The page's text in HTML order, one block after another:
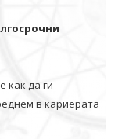
как да ги
в кариерата